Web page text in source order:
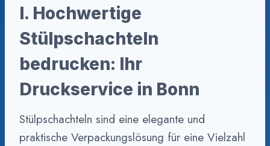
I. Hochwertige
Stülpschachteln
bedrucken: Ihr
Druckservice in Bonn
Stülpschachteln sind eine elegante und
praktische Verpackungslösung für eine Vielzahl